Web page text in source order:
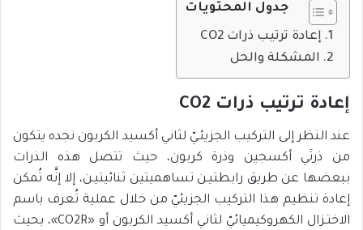
جدول المحتويات
إعادة ترتيب ذرات CO2
المشكلة والحل
إعادة ترتيب ذرات CO2
عند النظر إلى التركيب الجزيئـيّ لثاني أكسيد الكربون نجده يتكون
من ذرتَي أكسجين وذرة كربون، حيث تتصل هذه الذرات
ببعضها عن طريق رابطتيـن تساهميتين ثنائيتيـن، إلا إنَّه تُمكن
إعادة تنظيم هذا التركيب الجزيئيّ من خلال عملية تُعرف باسم
الاختـزال الكهروكيميائيّ لثاني أكسيد الكربون أو «CO2R»، بحيث